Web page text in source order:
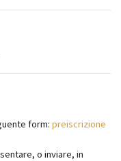
form: preiscrizione
o inviare, in